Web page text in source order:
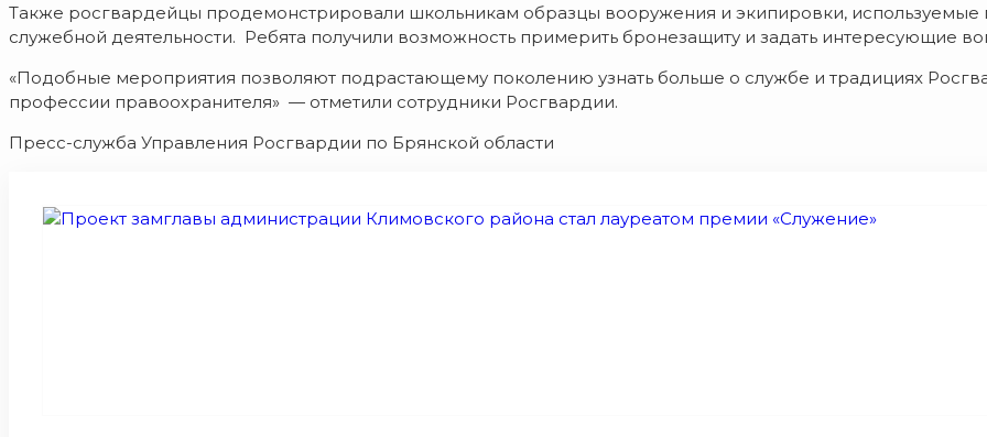
Также росгвардейцы продемонстрировали школьникам образцы вооружения и экипировки,
служебной деятельности. Ребята получили возможность примерить бронезащиту и задать интересующие
«Подобные мероприятия позволяют подрастающему поколению узнать больше о службе и традициях
профессии правоохранителя» — отметили сотрудники Росгвардии.
Пресс-служба Управления Росгвардии по Брянской области